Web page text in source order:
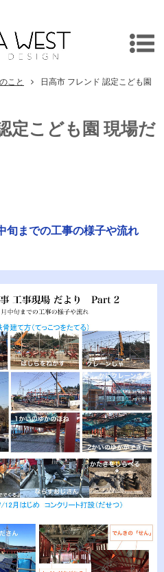
こと
日高市 フレンド 認定こども園
定こども園 現場だ
旬までの工事の様子や流れ